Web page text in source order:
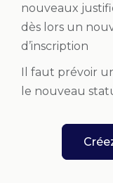
nouveaux
dès lors un
d’inscription
Il faut prévoir
le nouveau